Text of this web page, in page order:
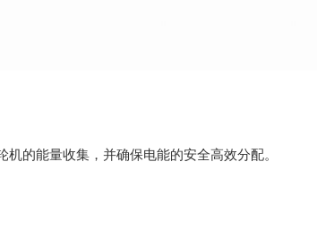
的能量收集，并确保电能的安全高效分配。